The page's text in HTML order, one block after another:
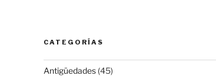
CATEGORÍAS
Antigüedades(45)